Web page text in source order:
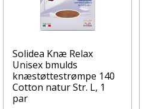
Solidea Knæ Relax
Unisex bmulds
knæstøttestrømpe 140
Cotton natur Str. L, 1
par